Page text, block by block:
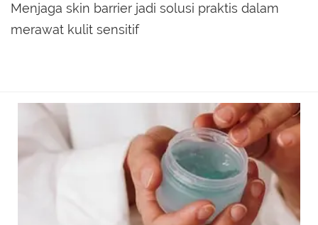
Menjaga skin barrier jadi solusi praktis dalam
merawat kulit sensitif